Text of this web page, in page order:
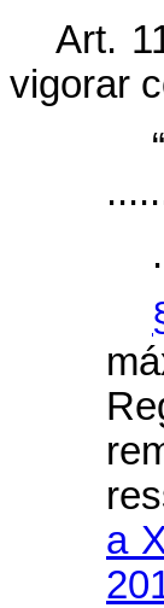
Art.
vigorar
a